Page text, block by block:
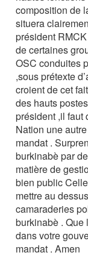
composition de
situera
président
de certaines
OSC conduites
,sous prétexte
croient de cet
des hauts
président ,il faut
Nation une
mandat .
burkinabè par
matière de
bien public
mettre au
camaraderies
burkinabè . Que
dans votre
mandat . Amen